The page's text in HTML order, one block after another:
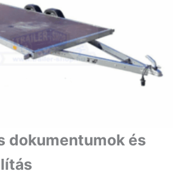
dokumentumok és